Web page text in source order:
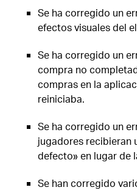
Se ha corregido un
efectos visuales del
Se ha corregido un
compra no
compras en la
reiniciaba.
Se ha corregido un
jugadores recibieran
defecto» en lugar de
Se han corregido